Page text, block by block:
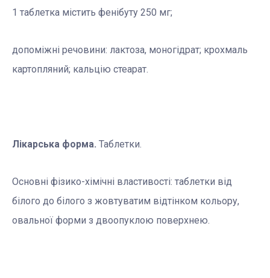
1 таблетка містить фенібуту 250 мг;
допоміжні речовини: лактоза, моногідрат; крохмаль
картопляний; кальцію стеарат.
Лікарська форма. Таблетки.
Основні фізико-хімічні властивості: таблетки від
білого до білого з жовтуватим відтінком кольору,
овальної форми з двоопуклою поверхнею.